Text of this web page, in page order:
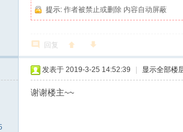
提示:作者被禁止或删除 内容自动屏蔽
回复
发表于 2019-3-25 14:52:39 显示全部楼
谢谢楼主~~